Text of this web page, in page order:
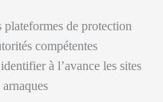
plateformes de protection
compétentes
à l’avance les sites